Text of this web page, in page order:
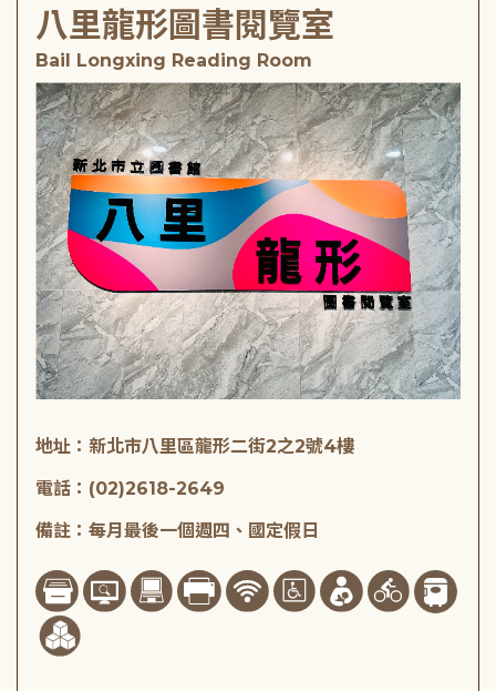
八里龍形圖書閱覽室
Bail Longxing Reading Room
地址：新北市八里區龍形二街2之2號4樓
電話：(02)2618-2649
備註：每月最後一個週四、國定假日